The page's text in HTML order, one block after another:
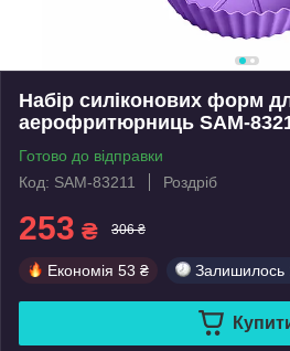
Набір силіконових форм
аерофритюрниць SAM-
Готово до відправки
Код: SAM-83211
Роздріб
253 ₴ 306 ₴
Економія 53 ₴ Залишилось